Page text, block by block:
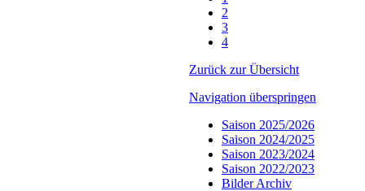
2
3
4
Zurück zur Übersicht
Navigation überspringen
Saison 2025/2026
Saison 2024/2025
Saison 2023/2024
Saison 2022/2023
Bilder Archiv